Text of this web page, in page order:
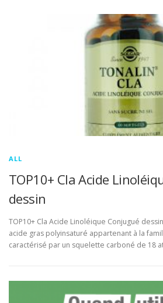
ALL
TOP10+ Cla Acide
dessin
TOP10+ Cla Acide Linoléique Conjugué
acide gras polyinsaturé appartenant à la
caractérisé par un squelette carboné de 18